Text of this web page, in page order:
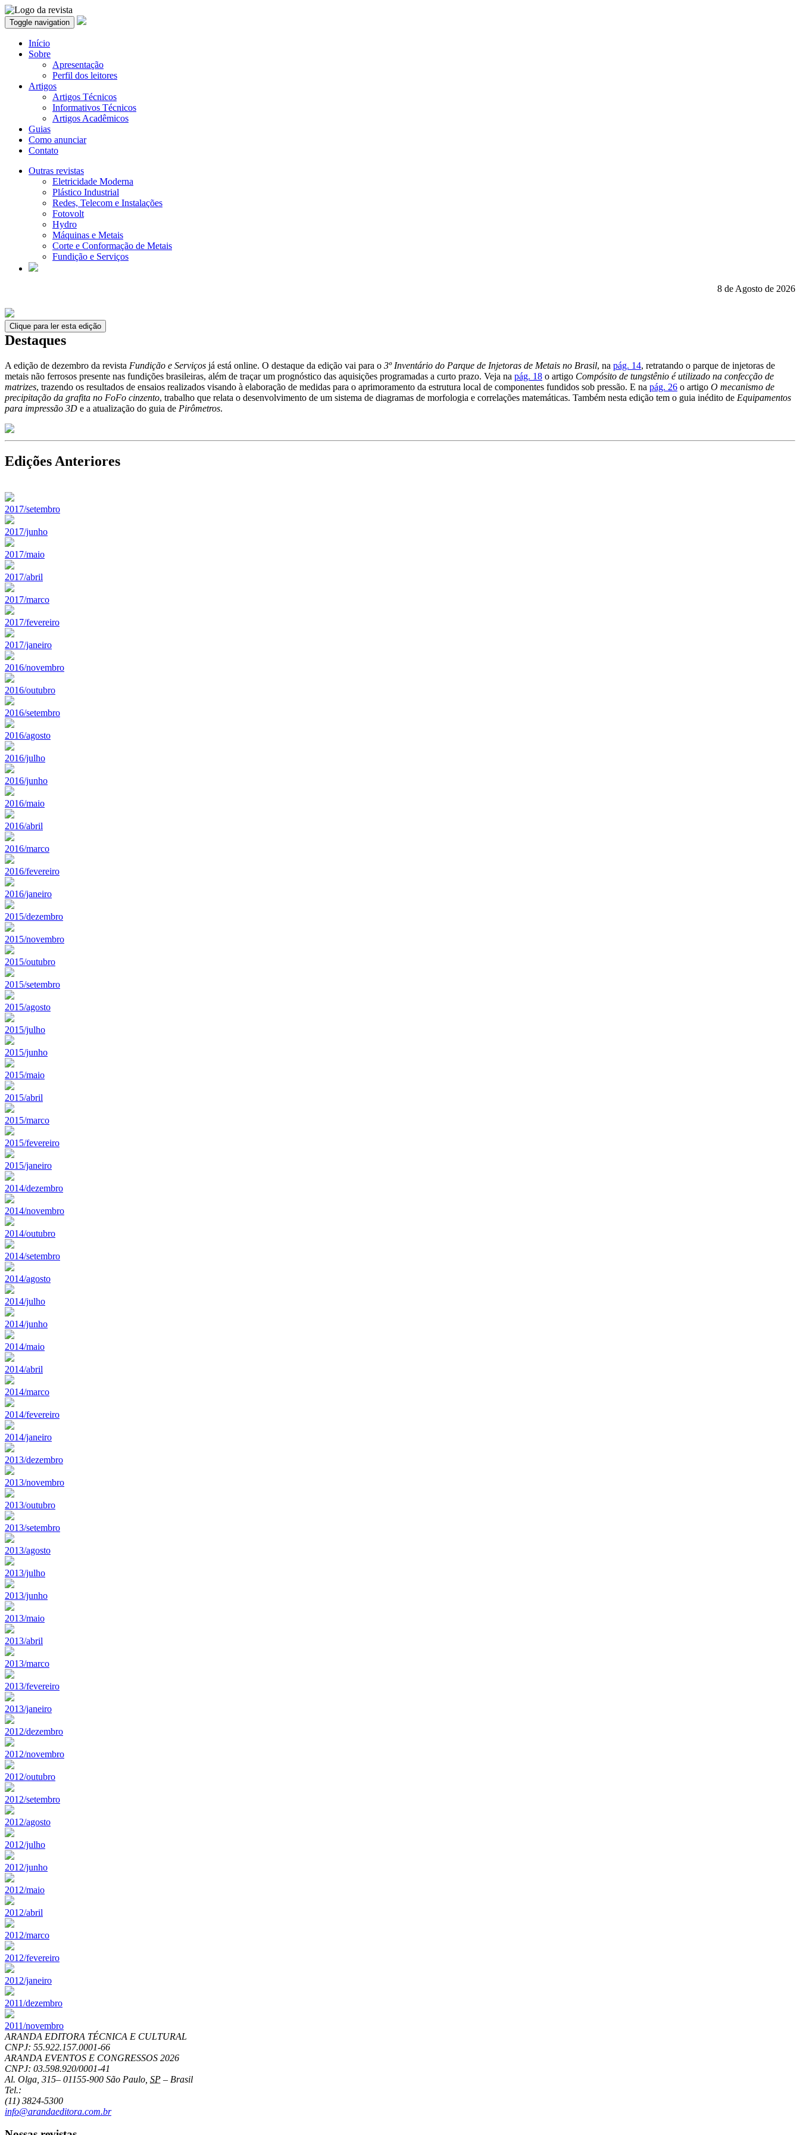
Toggle navigation
Início
Sobre
Apresentação
Perfil dos leitores
Artigos
Artigos Técnicos
Informativos Técnicos
Artigos Acadêmicos
Guias
Como anunciar
Contato
Outras revistas
Eletricidade Moderna
Plástico Industrial
Redes, Telecom e Instalações
Fotovolt
Hydro
Máquinas e Metais
Corte e Conformação de Metais
Fundição e Serviços
8 de Agosto de 2026
Clique para ler esta edição
Destaques
A edição de dezembro da revista Fundição e Serviços já está online. O destaque da edição vai para o 3º Inventário do Parque de Injetoras de Metais no Brasil, na pág. 14, retratando o parque de injetoras de
metais não ferrosos presente nas fundições brasileiras, além de traçar um prognóstico das aquisições programadas a curto prazo. Veja na pág. 18 o artigo Compósito de tungstênio é utilizado na confecção de
matrizes, trazendo os resultados de ensaios realizados visando à elaboração de medidas para o aprimoramento da estrutura local de componentes fundidos sob pressão. E na pág. 26 o artigo O mecanismo de
precipitação da grafita no FoFo cinzento, trabalho que relata o desenvolvimento de um sistema de diagramas de morfologia e correlações matemáticas. Também nesta edição tem o guia inédito de Equipamentos
para impressão 3D e a atualização do guia de Pirômetros.
Edições Anteriores
2017/setembro
2017/junho
2017/maio
2017/abril
2017/marco
2017/fevereiro
2017/janeiro
2016/novembro
2016/outubro
2016/setembro
2016/agosto
2016/julho
2016/junho
2016/maio
2016/abril
2016/marco
2016/fevereiro
2016/janeiro
2015/dezembro
2015/novembro
2015/outubro
2015/setembro
2015/agosto
2015/julho
2015/junho
2015/maio
2015/abril
2015/marco
2015/fevereiro
2015/janeiro
2014/dezembro
2014/novembro
2014/outubro
2014/setembro
2014/agosto
2014/julho
2014/junho
2014/maio
2014/abril
2014/marco
2014/fevereiro
2014/janeiro
2013/dezembro
2013/novembro
2013/outubro
2013/setembro
2013/agosto
2013/julho
2013/junho
2013/maio
2013/abril
2013/marco
2013/fevereiro
2013/janeiro
2012/dezembro
2012/novembro
2012/outubro
2012/setembro
2012/agosto
2012/julho
2012/junho
2012/maio
2012/abril
2012/marco
2012/fevereiro
2012/janeiro
2011/dezembro
2011/novembro
ARANDA EDITORA TÉCNICA E CULTURAL
CNPJ: 55.922.157.0001-66
ARANDA EVENTOS E CONGRESSOS 2026
CNPJ: 03.598.920/0001-41
Al. Olga, 315– 01155-900 São Paulo SP – Brasil
Tel.:
(11) 3824-5300
info@arandaeditora.com.br